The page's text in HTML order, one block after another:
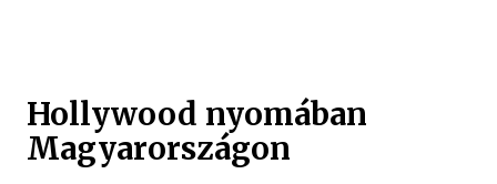
Hollywood nyomában
Magyarországon